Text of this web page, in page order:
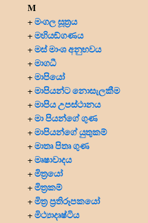
M
+මංගල සූත්‍රය
+මහියඞ්ගණය
+මස් මාංශ අනුභවය
+මාගධී
+මාපියෝ
+මාපියන්ට නොසැලකීම
+මාපිය උපස්ථානය
+මා පියන්ගේ ගුණ
+මාපියන්ගේ යුතුකම්
+මාතෘ පිතෘ ගුණ
+මෘෂාවාදය
+මිත්‍රයෝ
+මිත්‍ර‍කම්
+මිත්‍ර‍ ප්‍ර‍තිරූපකයෝ
+මිථ්‍යාදෘෂ්ටිය